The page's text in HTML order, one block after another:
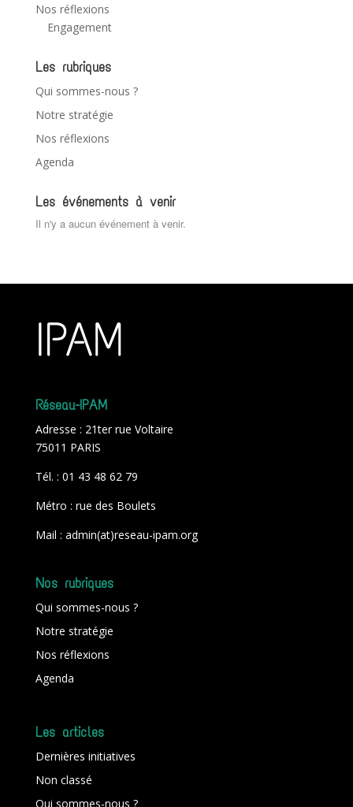
Nos réflexions
Engagement
Les rubriques
Qui sommes-nous ?
Notre stratégie
Nos réflexions
Agenda
Les événements à venir
Il n'y a aucun événement à venir.
Réseau-IPAM
Adresse : 21ter rue Voltaire
75011 PARIS
Tél. : 01 43 48 62 79
Métro : rue des Boulets
Mail : admin(at)reseau-ipam.org
Nos rubriques
Qui sommes-nous ?
Notre stratégie
Nos réflexions
Agenda
Les articles
Dernières initiatives
Non classé
Qui sommes-nous ?